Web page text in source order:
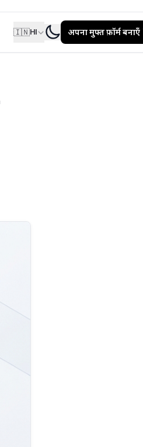
🇮🇳HI अपना मुफ्त फ़ॉर्म बनाएँ